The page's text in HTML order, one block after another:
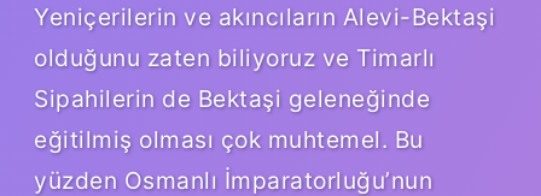
Yeniçerilerin ve akıncıların Alevi-Bektaşi
olduğunu zaten biliyoruz ve Timarlı
Sipahilerin de Bektaşi geleneğinde
eğitilmiş olması çok muhtemel. Bu
yüzden Osmanlı İmparatorluğu’nun